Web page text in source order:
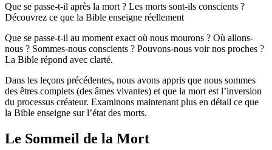
Que se passe-t-il après la mort ? Les morts sont-ils conscients ?
Découvrez ce que la Bible enseigne réellement
Que se passe-t-il au moment exact où nous mourons ? Où allons-
nous ? Sommes-nous conscients ? Pouvons-nous voir nos proches ?
La Bible répond avec clarté.
Dans les leçons précédentes, nous avons appris que nous sommes
des êtres complets (des âmes vivantes) et que la mort est l’inversion
du processus créateur. Examinons maintenant plus en détail ce que
la Bible enseigne sur l’état des morts.
Le Sommeil de la Mort